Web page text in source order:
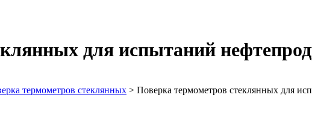
для испытаний
термометров стеклянных > Поверка термометров стеклянных для